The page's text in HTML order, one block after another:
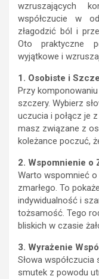
wzruszających
współczucie w
złagodzić ból i
Oto praktyczne
wyjątkowe i
1. Osobiste i
Przy
szczery. Wybierz
uczucia i połącz je
masz związane z
koleżance poczuć,
2. Wspomnienie o
Warto wspomnieć o
zmarłego. To
indywidualność i
tożsamość. Tego
bliskich w czasie
3. Wyrażenie
Słowa
smutek z powodu